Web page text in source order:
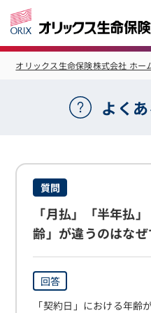
オリックス生命保険株式会社 ホー
よく
質問
「月払」「半年払
齢」が違うのはなぜ
回答
「契約日」における年齢